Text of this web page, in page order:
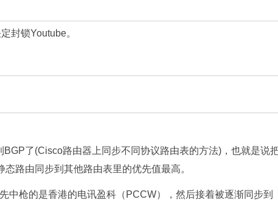
封锁Youtube。
了(Cisco路由器上同步不同协议路由表的方法)，也就是说
路由同步到其他路由表里的优先值最高。
中枪的是香港的电讯盈科（PCCW），然后接着被逐渐同步到